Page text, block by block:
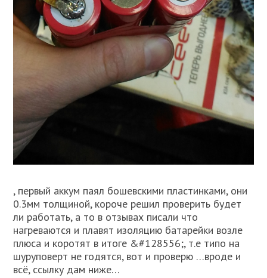
, первый аккум паял бошевскими пластинками, они
0.3мм толщиной, короче решил проверить будет
ли работать, а то в отзывах писали что
нагреваются и плавят изоляцию батарейки возле
плюса и коротят в итоге &#128556;, т.е типо на
шуруповерт не годятся, вот и проверю …вроде и
всё, ссылку дам ниже…